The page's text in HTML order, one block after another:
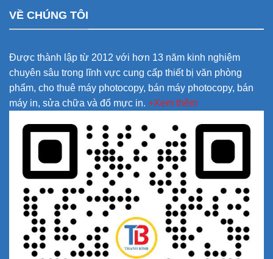
VỀ CHÚNG TÔI
Được thành lập từ 2012 với hơn 13 năm kinh nghiệm
chuyên sâu trong lĩnh vực cung cấp thiết bị văn phòng
phẩm, cho thuê máy photocopy, bán máy photocopy, bán
máy in, sửa chữa và đổ mực in. +Xem thêm